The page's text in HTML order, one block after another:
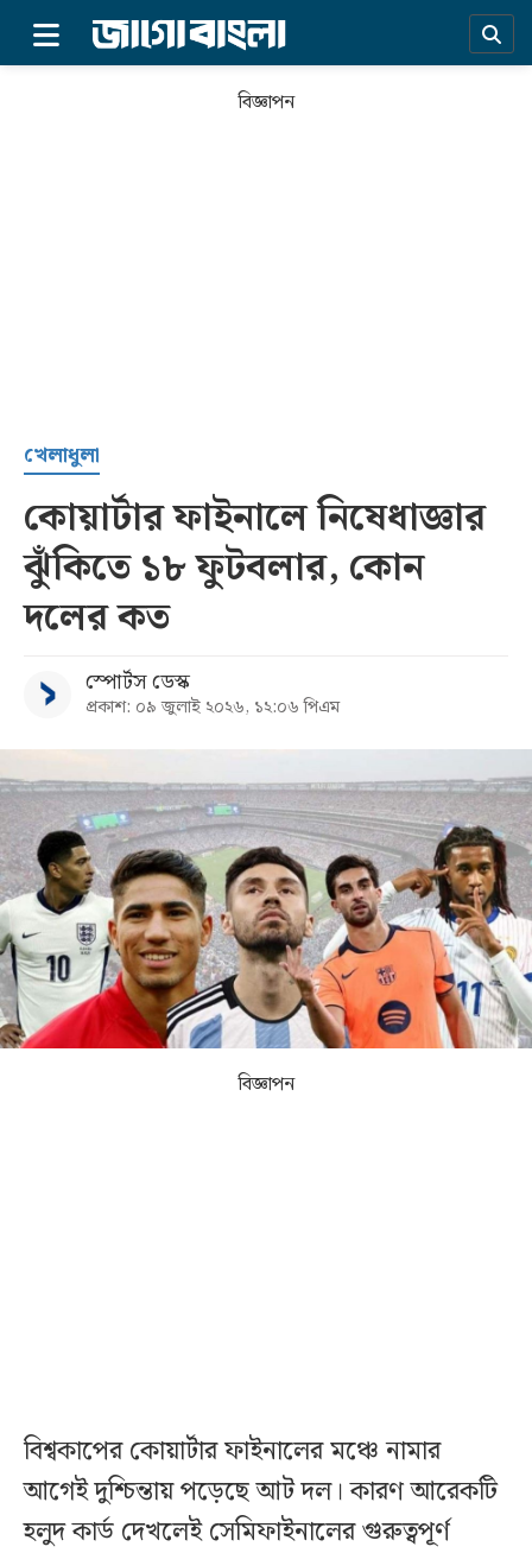
সর্বশেষ
সব
বিভাগ
আর্কাইভ
কনভার্টার
বিজ্ঞাপন
খেলাধুলা
কোয়ার্টার ফাইনালে নিষেধাজ্ঞার
ঝুঁকিতে ১৮ ফুটবলার, কোন
দলের কত
স্পোর্টস ডেস্ক
প্রকাশ: ০৯ জুলাই ২০২৬, ১২:০৬ পিএম
বিজ্ঞাপন
বিশ্বকাপের কোয়ার্টার ফাইনালের মঞ্চে নামার
আগেই দুশ্চিন্তায় পড়েছে আট দল। কারণ আরেকটি
হলুদ কার্ড দেখলেই সেমিফাইনালের গুরুত্বপূর্ণ